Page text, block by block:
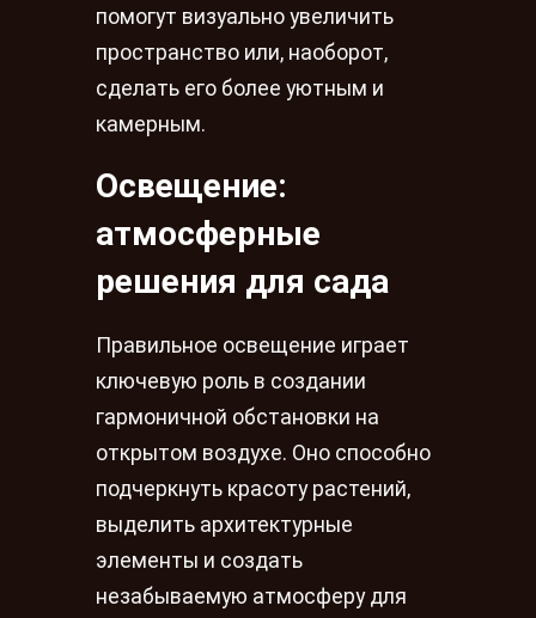
помогут визуально увеличить
пространство или, наоборот,
сделать его более уютным и
камерным.
Освещение:
атмосферные
решения для сада
Правильное освещение играет
ключевую роль в создании
гармоничной обстановки на
открытом воздухе. Оно способно
подчеркнуть красоту растений,
выделить архитектурные
элементы и создать
незабываемую атмосферу для